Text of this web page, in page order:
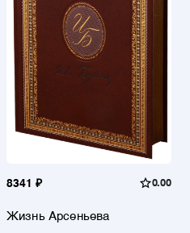
8341 ₽ 0.00
Жизнь Арсеньева